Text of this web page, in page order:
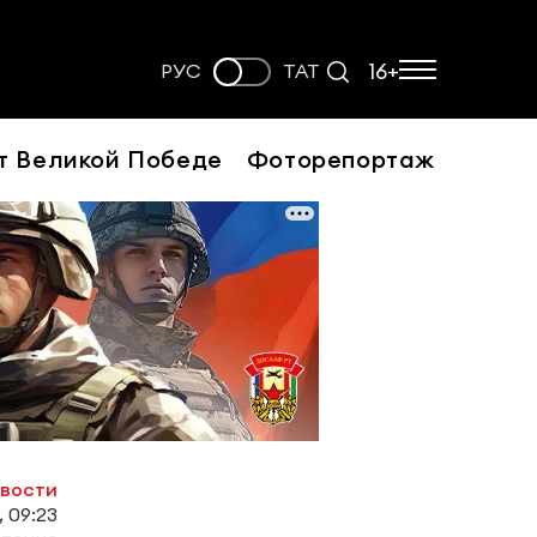
РУС ТАТ 16+
Великой Победе Фоторепортаж
09:23